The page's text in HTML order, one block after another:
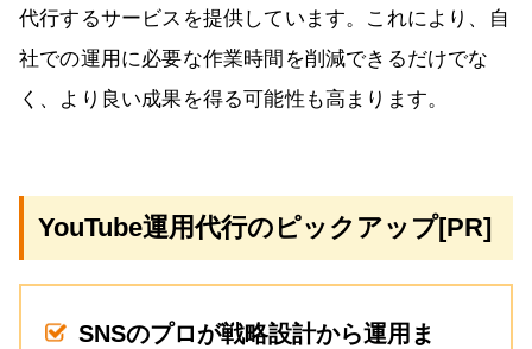
代行するサービスを提供しています。これにより、自
社での運用に必要な作業時間を削減できるだけでな
く、より良い成果を得る可能性も高まります。
YouTube運用代行のピックアップ[PR]
SNSのプロが戦略設計から運用ま